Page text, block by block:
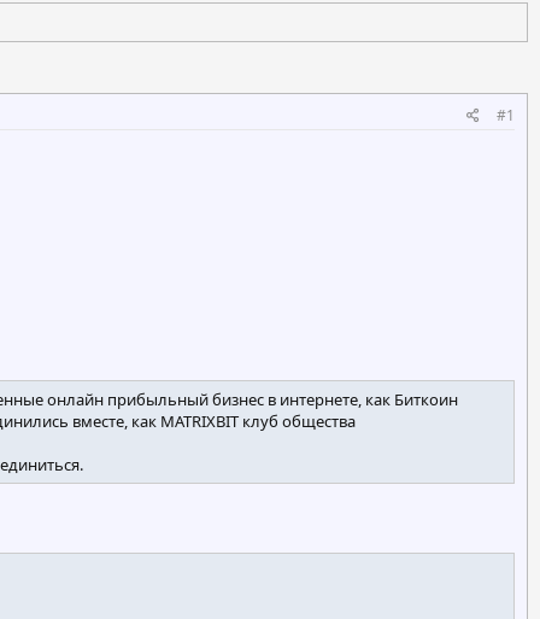
#1
онлайн прибыльный бизнес в интернете, как Биткоин
вместе, как MATRIXBIT клуб общества